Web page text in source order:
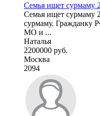
Семья ищет сурмаму
Семья ищет сурмаму
сурмаму.
МО и ...
Наталья
2200000 руб.
Москва
2094